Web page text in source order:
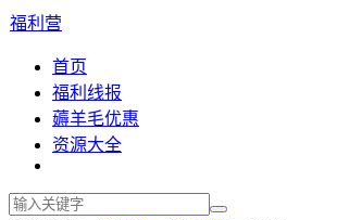
福利营
首页
福利线报
薅羊毛优惠
资源大全